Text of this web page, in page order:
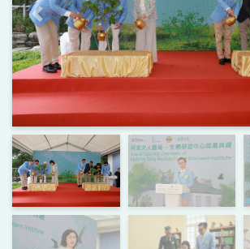
上一页